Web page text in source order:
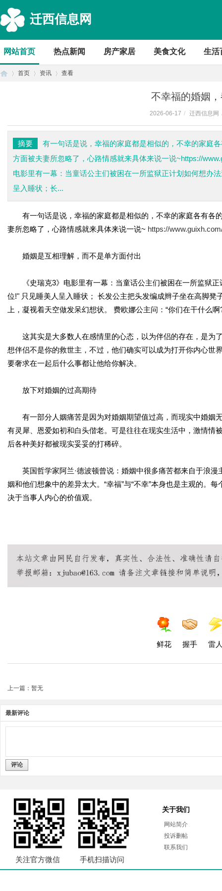
迁西信息网
网站首页 热点新闻 房产家居 美食文化 生活
首页 资讯 查看
不幸福的婚姻
2026-06-17 / 迁西信息网
摘要
有一句话是说，幸福的家庭都是相似的，不幸的家庭
方面被夫妻所忽略了，心路情感就来具体来说一说~https://
电影里有一幕：当童话公主们被困在一所监狱正计划如何想办
呈入睡状；长...
有一句话是说，幸福的家庭都是相似的，不幸的家庭各有各
妻所忽略了，心路情感就来具体来说一说~ https://
婚姻是互相理解，而不是单方面付出
《史瑞克3》电影里有一幕：当童话公主们被困在一所监狱正
位!" 只见睡美人呈入睡状； 长发公主把头发编成辫子坐在高脚
上，凝视着天空做发呆幻想状。 费欧娜公主问：“你们在干什么
这其实是大多数人在感情里的心态，以为伴侣的存在，是为
想伴侣不是你的救世主，不过，他们确实可以成为打开你内心世
要奢求在一起后什么事都让他给你解决。
放下对婚姻的过高期待
有一部分人姻痛苦是因为对婚姻期望值过高，而现实中婚姻
有灵犀、恩爱如初和白头偕老。可是往往在现实生活中，激情情
后各种美好都被现实妥妥的打稀碎。
英国哲学家阿兰·德波顿曾说：婚姻中很多痛苦都来自于浪漫
姻和他们想象中的差异太大。“幸福”与“不幸”本身也是主观的。
决于当事人内心的价值观。
鲜花 握手 雷
上一篇：暂无
最新评论
评论
关注官方微信 手机扫描访问
关于我们
网站简介
投诉删帖
联系我们